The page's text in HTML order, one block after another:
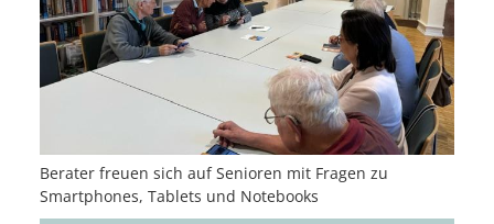
Berater freuen sich auf Senioren mit Fragen zu
Smartphones, Tablets und Notebooks